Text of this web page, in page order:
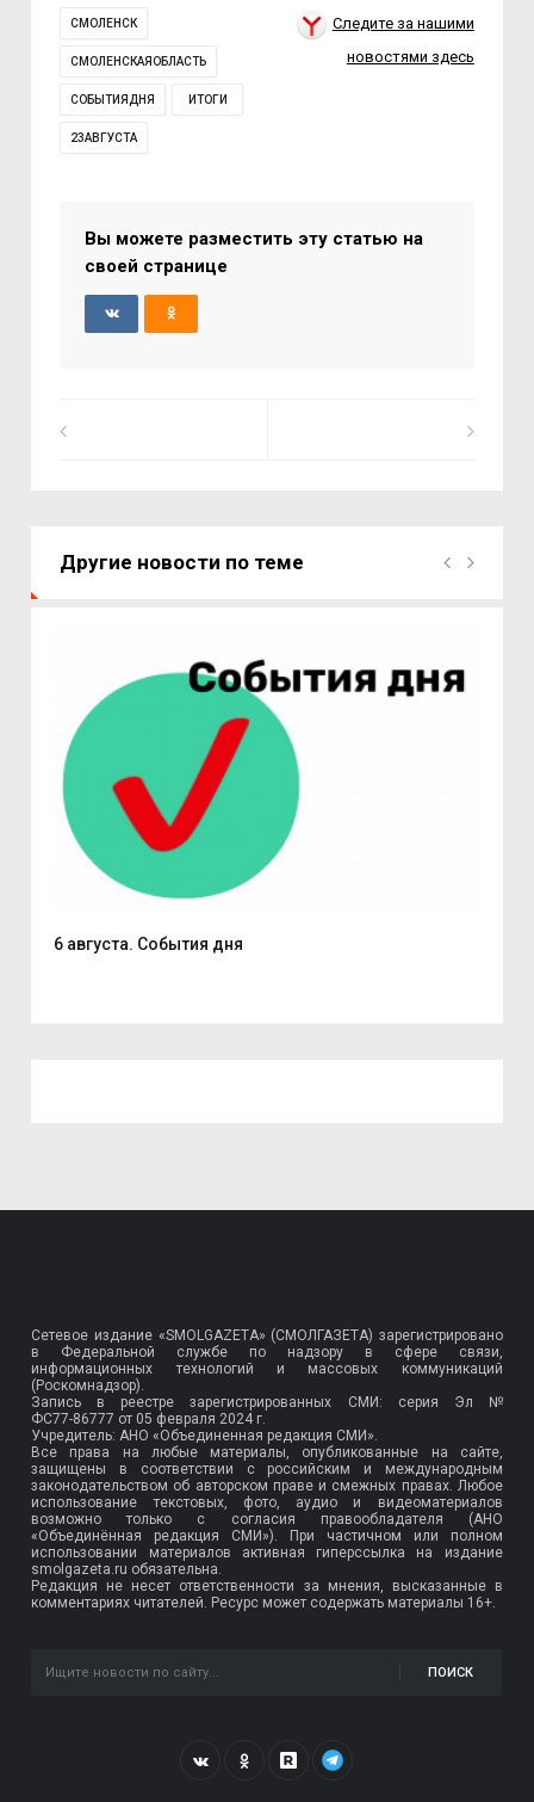
СМОЛЕНСК
СМОЛЕНСКАЯОБЛАСТЬ
СОБЫТИЯДНЯ ИТОГИ
23АВГУСТА
Следите за нашими
новостями здесь
Вы можете разместить эту статью на
своей странице
Другие новости по теме
6 августа. События дня
Сетевое издание «SMOLGAZETA» (СМОЛГАЗЕТА) зарегистрировано
в Федеральной службе по надзору в сфере связи,
информационных технологий и массовых коммуникаций
(Роскомнадзор).
Запись в реестре зарегистрированных СМИ: серия Эл №
ФС77-86777 от 05 февраля 2024 г.
Учредитель: АНО «Объединенная редакция СМИ».
Все права на любые материалы, опубликованные на сайте,
защищены в соответствии с российским и международным
законодательством об авторском праве и смежных правах. Любое
использование текстовых, фото, аудио и видеоматериалов
возможно только с согласия правообладателя (АНО
«Объединённая редакция СМИ»). При частичном или полном
использовании материалов активная гиперссылка на издание
smolgazeta.ru обязательна.
Редакция не несет ответственности за мнения, высказанные в
комментариях читателей. Ресурс может содержать материалы 16+.
ПОИСК